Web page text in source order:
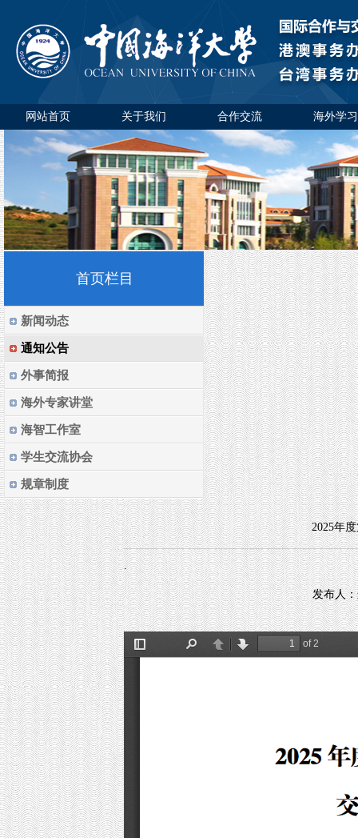
网站首页 关于我们 合作交流 海外学习
首页栏目
新闻动态
通知公告
外事简报
海外专家讲堂
海智工作室
学生交流协会
规章制度
2025年
.
发布人